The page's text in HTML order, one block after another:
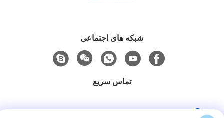
شبکه های اجتماعی
تماس سریع